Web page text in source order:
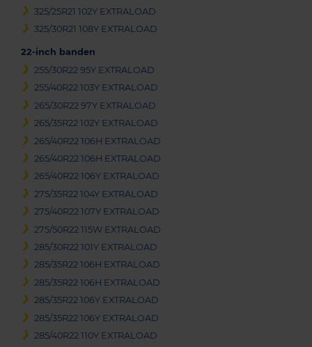
325/25R21 102Y EXTRALOAD
325/30R21 108Y EXTRALOAD
22-inch banden
255/30R22 95Y EXTRALOAD
255/40R22 103Y EXTRALOAD
265/30R22 97Y EXTRALOAD
265/35R22 102Y EXTRALOAD
265/40R22 106H EXTRALOAD
265/40R22 106H EXTRALOAD
265/40R22 106Y EXTRALOAD
275/35R22 104Y EXTRALOAD
275/40R22 107Y EXTRALOAD
275/50R22 115W EXTRALOAD
285/30R22 101Y EXTRALOAD
285/35R22 106H EXTRALOAD
285/35R22 106H EXTRALOAD
285/35R22 106Y EXTRALOAD
285/35R22 106Y EXTRALOAD
285/40R22 110Y EXTRALOAD